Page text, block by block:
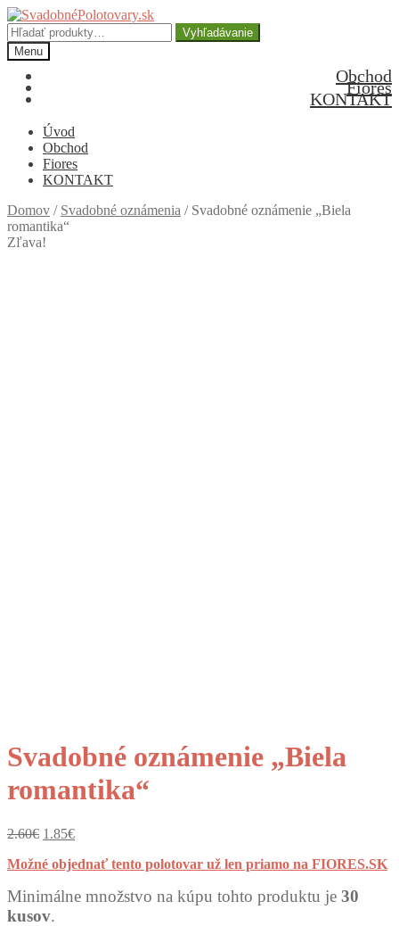
Preskočiť
na
navigáciu
Preskočiť
na
obsah
Hľadať:
Vyhľadávanie
Menu
Obchod
Fiores
KONTAKT
Úvod
Obchod
Fiores
KONTAKT
Domov / Svadobné oznámenia / Svadobné oznámenie „Biela
romantika“
Zľava!
Svadobné oznámenie „Biela
romantika“
2.60€ Pôvodná
bola:
1.85€Aktuálna
je:
Možné objednať tento polotovar už len priamo na FIORES.SK
Minimálne množstvo na kúpu tohto produktu je 30
kusov.